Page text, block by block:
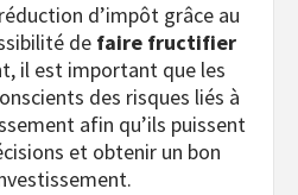
d’impôt grâce au
de faire fructifier
il est important que les
des risques liés à
afin qu’ils puissent
et obtenir un bon